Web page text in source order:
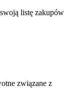
listę zakupów
związane z